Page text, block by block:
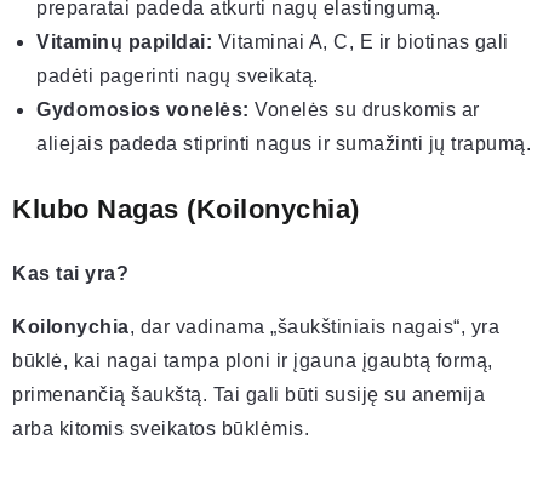
preparatai padeda atkurti nagų elastingumą.
Vitaminų papildai: Vitaminai A, C, E ir biotinas gali
padėti pagerinti nagų sveikatą.
Gydomosios vonelės: Vonelės su druskomis ar
aliejais padeda stiprinti nagus ir sumažinti jų trapumą.
Klubo Nagas (Koilonychia)
Kas tai yra?
Koilonychia, dar vadinama „šaukštiniais nagais“, yra
būklė, kai nagai tampa ploni ir įgauna įgaubtą formą,
primenančią šaukštą. Tai gali būti susiję su anemija
arba kitomis sveikatos būklėmis.